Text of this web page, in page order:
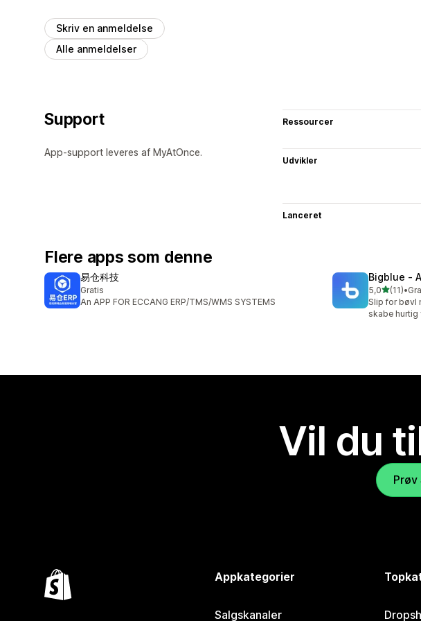
Skriv en anmeldelse
Alle anmeldelser
Support
App-support leveres af MyAtOnce.
Ressourcer
Udvikler
Lanceret
Flere apps som denne
易仓科技
Gratis
An APP FOR ECCANG ERP/TMS/WMS SYSTEMS
Bigblue ‑
5,0ud af 5
(11)
11 •
Slip for bøvl
skabe
Vil du
Prøv
Appkategorier
Salgskanaler